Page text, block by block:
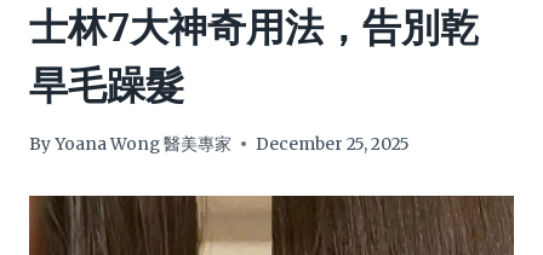
士林7大神奇用法，告別乾
旱毛躁髮
ByYoana Wong 醫美專家 December 25, 2025